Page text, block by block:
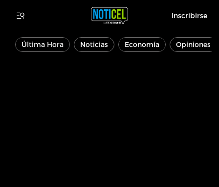
Inscribirse
Última Hora Noticias Economía Opiniones